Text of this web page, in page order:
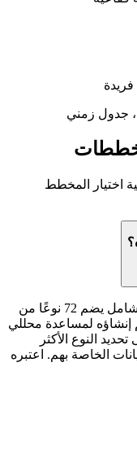
جدول زمني
اختيار المخطط
أطلس المخططات هو دليل مرجعي مرئي شامل يضم 72 نوعًا من
مُنظمة في 10 فئات. تم إنشاؤه لمساعدة محللي
النوع الأكثر
الخاصة بهم. اعتبره